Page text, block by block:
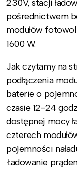
230V, stacji
pośrednictwem
modułów
1600 W.
Jak czytamy na
podłączenia
baterie o
czasie 12-24
dostępnej mocy
czterech
pojemności
Ładowanie